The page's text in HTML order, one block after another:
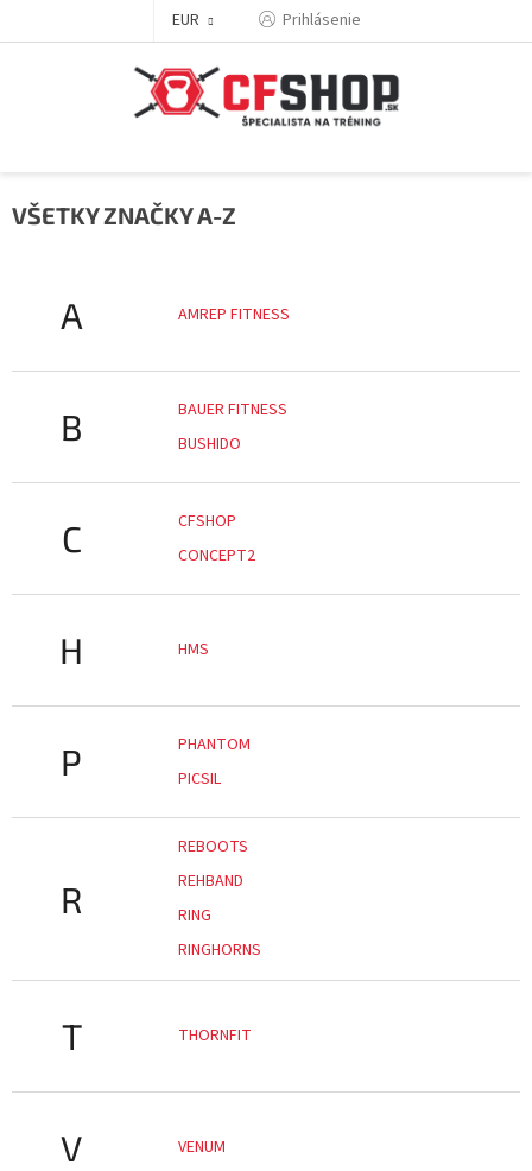
EUR Prihlásenie
VŠETKY ZNAČKY A-Z
A AMREP FITNESS
B
BAUER FITNESS
BUSHIDO
C
CFSHOP
CONCEPT2
H HMS
P
PHANTOM
PICSIL
R
REBOOTS
REHBAND
RING
RINGHORNS
T THORNFIT
V VENUM